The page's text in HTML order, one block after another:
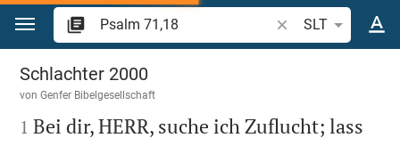
Zum Inhalt springen
Bibelstelle oder
SLT
Psalm 71
Schlachter 2000
vonGenfer Bibelgesellschaft

1 Bei dir, HERR, suche ich Zuflucht; lass